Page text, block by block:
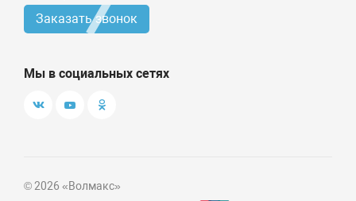
Заказать звонок
Мы в социальных сетях
© 2026 «Волмакс»